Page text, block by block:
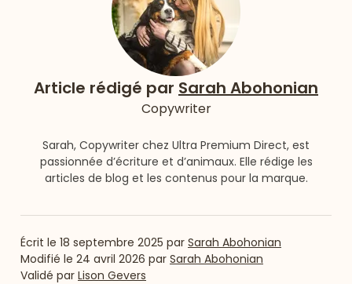
Article rédigé par Sarah Abohonian
Copywriter
Sarah, Copywriter chez Ultra Premium Direct, est
passionnée d’écriture et d’animaux. Elle rédige les
articles de blog et les contenus pour la marque.
Écrit le 18 septembre 2025 par Sarah Abohonian
Modifié le 24 avril 2026 par Sarah Abohonian
Validé par Lison Gevers